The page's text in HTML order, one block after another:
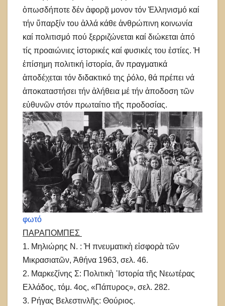
ὁπωσδήποτε δέν ἀφορᾷ μονον τόν Ἑλληνισμό καί
τήν ὕπαρξίν του ἀλλά κάθε ἀνθρώπινη κοινωνία
καί πολιτισμό πού ξερριζώνεται καί διώκεται ἀπό
τίς προαιώνιες ἱστορικές καί φυσικές του ἑστίες. Ἡ
ἐπίσημη πολιτική ἱστορία, ἄν πραγματικά
ἀποδέχεται τόν διδακτικό της ῥόλο, θά πρέπει νά
ἀποκαταστήσει τήν ἀλήθεια μέ τήν ἀποδοση τῶν
εὐθυνῶν στόν πρωταίτιο τῆς προδοσίας.
φωτό
ΠΑΡΑΠΟΜΠΕΣ
1. Μηλιώρης Ν. : Ἡ πνευματικὴ εἰσφορὰ τῶν
Μικρασιατῶν, Ἀθήνα 1963, σελ. 46.
2. Μαρκεζίνης Σ: Πολιτικὴ ᾿Ιστορία τῆς Νεωτέρας
Ελλάδος, τόμ. 4ος, «Πάπυρος», σελ. 282.
3. Ρήγας Βελεστινλῆς: Θούριος.